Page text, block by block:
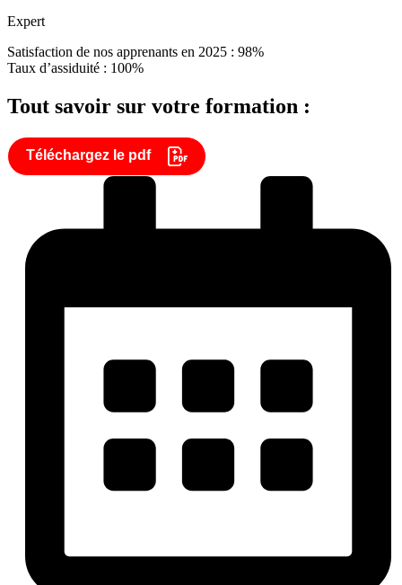
Expert
Satisfaction de nos apprenants en 2025 : 98%
Taux d’assiduité : 100%
Tout savoir sur votre formation :
Téléchargez le pdf